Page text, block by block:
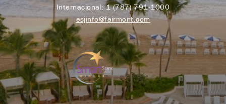
Internacional:1 (787) 791-1000
esjinfo@fairmont.com